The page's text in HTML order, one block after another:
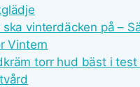
ska vinterdäcken på –
Vintern
torr hud bäst i test